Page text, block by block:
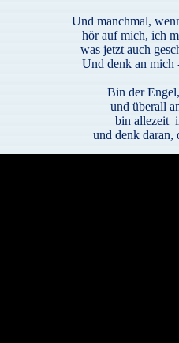
Und manchmal,
hör auf mich, ich
was jetzt auch
Und denk an
Bin der
und überall
bin allezeit
und denk